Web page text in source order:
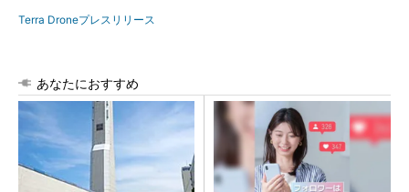
Terra Droneプレスリリース
あなたにおすすめ